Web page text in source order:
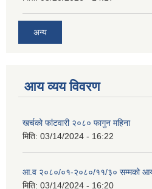
अन्य
आय व्यय विवरण
खर्चको फांटवारी २०८० फागुन महिना
मिति: 03/14/2024 - 16:22
आ.व २०८०/०१-२०८०/११/३० सम्मको आय
मिति: 03/14/2024 - 16:20